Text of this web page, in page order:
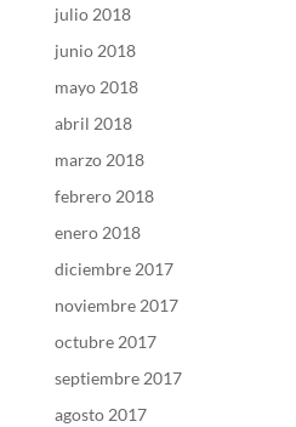
julio 2018
junio 2018
mayo 2018
abril 2018
marzo 2018
febrero 2018
enero 2018
diciembre 2017
noviembre 2017
octubre 2017
septiembre 2017
agosto 2017